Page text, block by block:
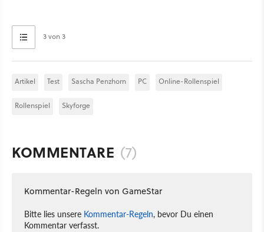
3 von 3
Artikel Test Sascha Penzhorn PC Online-Rollenspiel
Rollenspiel Skyforge
KOMMENTARE (7)
Kommentar-Regeln von GameStar
Bitte lies unsere Kommentar-Regeln, bevor Du einen
Kommentar verfasst.